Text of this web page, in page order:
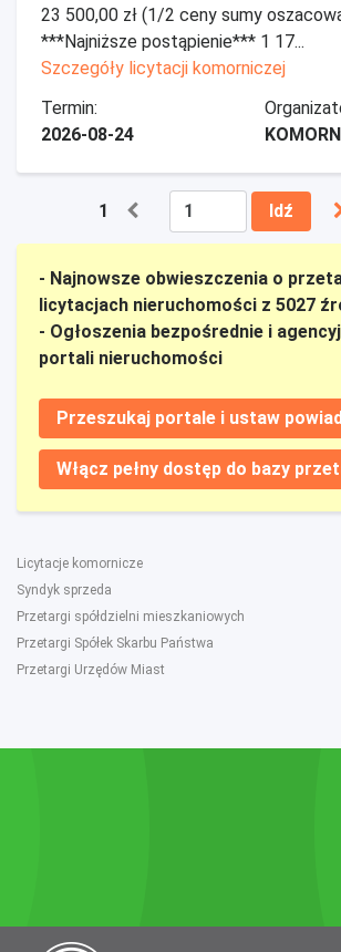
23 500,00 zł (1/2 ceny sumy
***Najniższe postąpienie*** 1 17...
Szczegóły licytacji komorniczej
Termin:
2026-08-24
1 Idź
- Najnowsze obwieszczenia o
licytacjach nieruchomości z 5027
- Ogłoszenia bezpośrednie i
portali nieruchomości
Przeszukaj portale i ustaw
Włącz pełny dostęp do bazy
Licytacje komornicze
Syndyk sprzeda
Przetargi spółdzielni mieszkaniowych
Przetargi Spółek Skarbu Państwa
Przetargi Urzędów Miast